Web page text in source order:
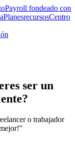
Payroll fondeado con
PlanesrecursosCentro
ser un
o trabajador